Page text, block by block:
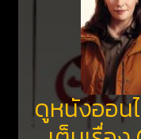
ดูหนังออน